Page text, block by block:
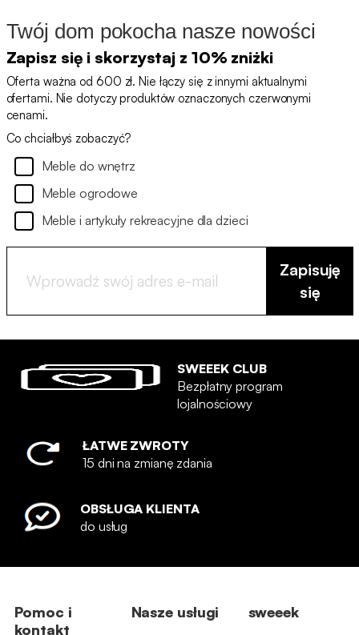
Twój dom pokocha nasze nowości
Zapisz się i skorzystaj z 10% zniżki
Oferta ważna od 600 zł. Nie łączy się z innymi aktualnymi
ofertami. Nie dotyczy produktów oznaczonych czerwonymi
cenami.
Co chciałbyś zobaczyć?
Meble do wnętrz
Meble ogrodowe
Meble i artykuły rekreacyjne dla dzieci
Zapisuję
się
SWEEEK CLUB
Bezpłatny program
lojalnościowy
ŁATWE ZWROTY
15 dni na zmianę zdania
OBSŁUGA KLIENTA
do usług
Pomoc i
kontakt
Nasze usługi sweeek